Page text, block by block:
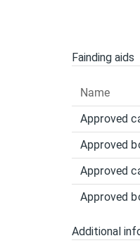
Fainding aids
Name
Approved
Approved
Approved
Approved
Additional